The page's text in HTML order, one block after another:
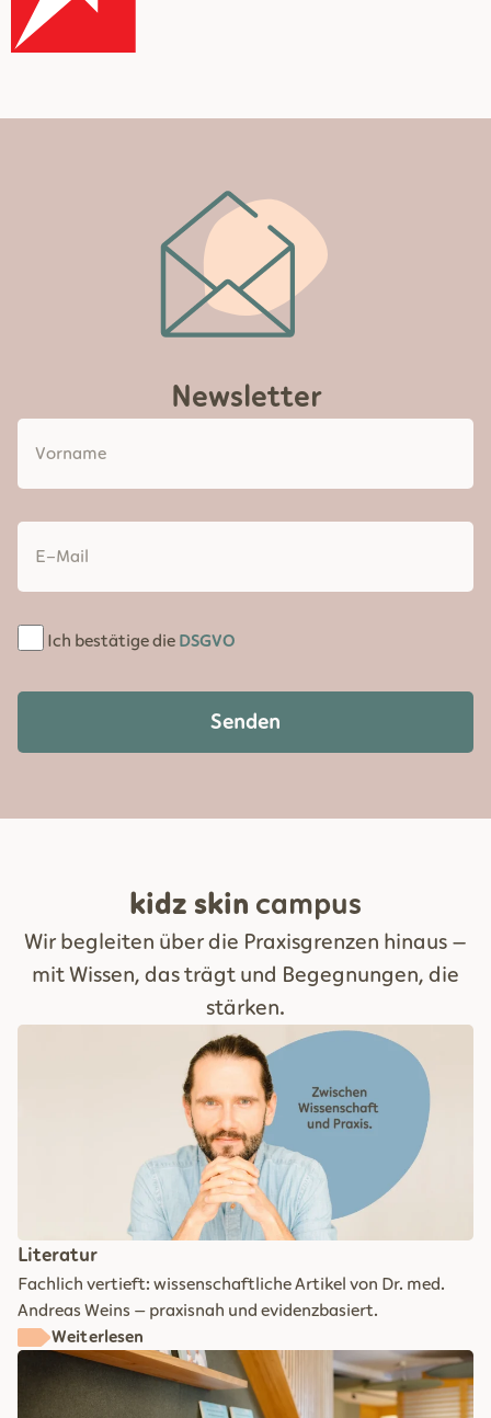
Newsletter
Ich bestätige die DSGVO
Senden
kidz skin campus
Wir begleiten über die Praxisgrenzen hinaus –
mit Wissen, das trägt und Begegnungen, die
stärken.
Literatur
Fachlich vertieft: wissenschaftliche Artikel von Dr. med.
Andreas Weins – praxisnah und evidenzbasiert.
Weiterlesen